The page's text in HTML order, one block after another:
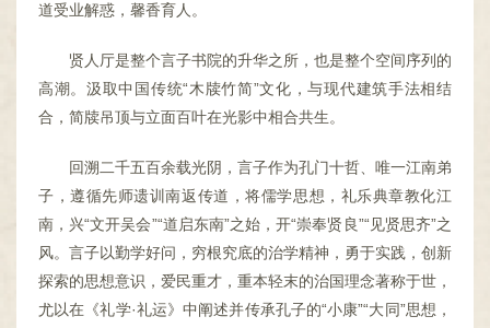
道受业解惑，馨香育人。
贤人厅是整个言子书院的升华之所，也是整个空间序列的
高潮。汲取中国传统“木牍竹简”文化，与现代建筑手法相结
合，简牍吊顶与立面百叶在光影中相合共生。
回溯二千五百余载光阴，言子作为孔门十哲、唯一江南弟
子，遵循先师遗训南返传道，将儒学思想，礼乐典章教化江
南，兴“文开吴会”“道启东南”之始，开“崇奉贤良”“见贤思齐”之
风。言子以勤学好问，穷根究底的治学精神，勇于实践，创新
探索的思想意识，爱民重才，重本轻末的治国理念著称于世，
尤以在《礼学·礼运》中阐述并传承孔子的“小康”“大同”思想，